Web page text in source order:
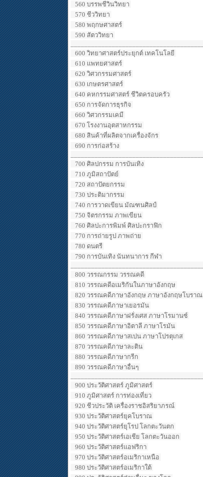
560 บรรพชีวินวิทยา
570 ชีววิทยา
580 พฤกษศาสตร์
590 สัตววิทยา
600 วิทยาศาสตร์ประยุกต์ เทคโนโลยี
610 แพทยศาสตร์
620 วิศวกรรมศาสตร์
630 เกษตรศาสตร์
640 คหกรรมศาสตร์ ชีวิตครอบครัว
650 การจัดการธุรกิจ
660 วิศวกรรมเคมี
670 โรงงานอุตสาหกรรม
680 สินค้าที่ผลิตจากเครื่องจักร
690 การก่อสร้าง
700 ศิลปกรรม การบันเทิง
710 ภูมิสถาปัตย์
720 สถาปัตยกรรม
730 ประติมากรรม
740 การวาดเขียน มัณฑนศิลป์
750 จิตรกรรม ภาพเขียน
760 ศิลปะการพิมพ์ ศิลปะกราฟิก
770 การถ่ายรูป ภาพถ่าย
780 ดนตรี
790 การบันเทิง นันทนาการ กีฬา
800 วรรณกรรม วรรณคดี
810 วรรณคดีอเมริกันในภาษาอังกฤษ
820 วรรณคดีภาษาอังกฤษ ภาษาอังกฤษโบราณ
830 วรรณคดีภาษาเยอรมัน
840 วรรณคดีภาษาฝรั่งเศส ภาษาโรมานซ์
850 วรรณคดีภาษาอิตาลี ภาษาโรมัน
860 วรรณคดีภาษาสเปน ภาษาโปรตุเกส
870 วรรณคดีภาษาละติน
880 วรรณคดีภาษากรีก
890 วรรณคดีภาษาอื่นๆ
900 ประวัติศาสตร์ ภูมิศาสตร์
910 ภูมิศาสตร์ การท่องเที่ยว
920 ชีวประวัติ เครื่องราชอิสริยาภรณ์
930 ประวัติศาสตร์ยุคโบราณ
940 ประวัติศาสตร์ยุโรป โลกตะวันตก
950 ประวัติศาสตร์เอเชีย โลกตะวันออก
960 ประวัติศาสตร์แอฟริกา
970 ประวัติศาสตร์อเมริกาเหนือ
980 ประวัติศาสตร์อเมริกาใต้